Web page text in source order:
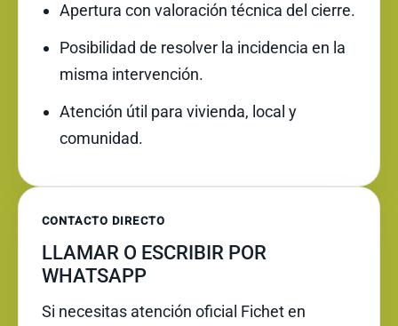
Apertura con valoración técnica del cierre.
Posibilidad de resolver la incidencia en la
misma intervención.
Atención útil para vivienda, local y
comunidad.
CONTACTO DIRECTO
LLAMAR O ESCRIBIR POR
WHATSAPP
Si necesitas atención oficial Fichet en